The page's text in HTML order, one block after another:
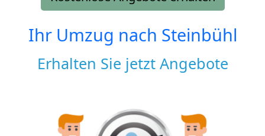
Ihr Umzug nach Steinbühl
Erhalten Sie jetzt Angebote